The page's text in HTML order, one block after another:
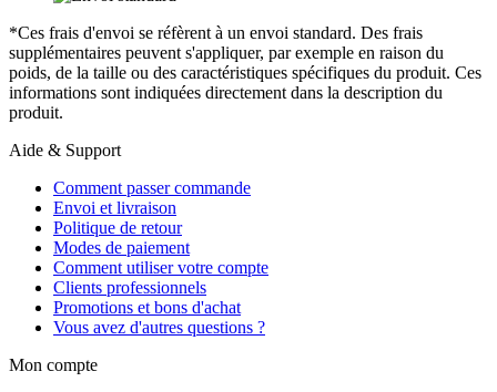
*Ces frais d'envoi se réfèrent à un envoi standard. Des frais
supplémentaires peuvent s'appliquer, par exemple en raison du
poids, de la taille ou des caractéristiques spécifiques du produit. Ces
informations sont indiquées directement dans la description du
produit.
Aide & Support
Comment passer commande
Envoi et livraison
Politique de retour
Modes de paiement
Comment utiliser votre compte
Clients professionnels
Promotions et bons d'achat
Vous avez d'autres questions ?
Mon compte